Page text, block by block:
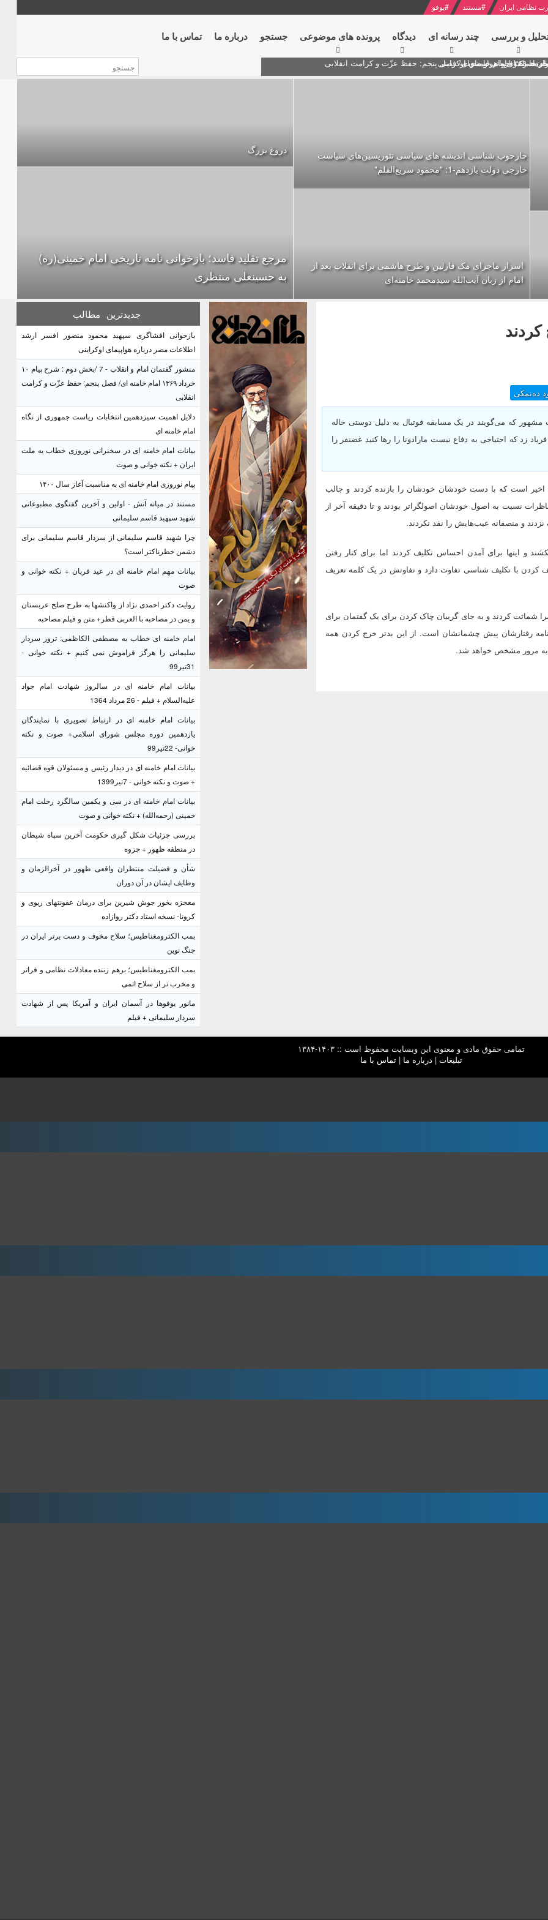
نظامی ایران #مستند #یوفو
و بررسی چند رسانه ای دیدگاه‌ پرونده های موضوعی جستجو درباره ما تماس با ما
درباره هواپیمای اوکراینی
خامنه ای
+ نکته خوانی و صوت
چارچوب شناسی اندیشه های سیاسی تئوریسین‌های سیاست
خارجی دولت یازدهم-1: "محمود سریع‌القلم‌"
اسرار ماجرای مک فارلین و طرح هاشمی برای انقلاب بعد از
امام از زبان آیت‌الله سیدمحمد خامنه‌ای
دروغ بزرگ
مرجع تقلید فاسد؛ بازخوانی نامه تاریخی امام خمینی(ره)
به حسینعلی منتظری
ده‌نمکی
که می‌گویند در یک مسابقه فوتبال به دلیل دوستی خاله
زد که احتیاجی به دفاع نیست مارادونا را رها کنید غضنفر را
است که با دست خودشان خودشان را بازنده کردند و جالب
نسبت به اصول خودشان اصولگراتر بودند و تا دقیقه آخر از
و منصفانه عیب‌هایش را نقد نکردند.
و اینها برای آمدن احساس تکلیف کردند اما برای کنار رفتن
کردن با تکلیف شناسی تفاوت دارد و تفاوتش در یک کلمه تعریف
شماتت کردند و به جای گریبان چاک کردن برای یک گفتمان برای
رفتارشان پیش چشمانشان است. از این بدتر خرج کردن همه
به مرور مشخص خواهد شد.
جدیدترین مطالب
بازخوانی افشاگری سپهبد محمود منصور افسر ارشد
اطلاعات مصر درباره هواپیمای اوکراینی
منشور گفتمان امام و انقلاب - 7 /بخش دوم : شرح پیام ۱۰
خرداد ۱۳۶۹ امام خامنه ای/ فصل پنجم: حفظ عزّت و کرامت
انقلابی
دلایل اهمیت سیزدهمین انتخابات ریاست جمهوری از نگاه
امام خامنه ای
بیانات امام خامنه ای در سخنرانی نوروزی خطاب به ملت
ایران + نکته خوانی و صوت
پیام نوروزی امام خامنه ای به مناسبت آغاز سال ۱۴۰۰
مستند در میانه آتش - اولین و آخرین گفتگوی مطبوعاتی
شهید سپهبد قاسم سلیمانی
چرا شهید قاسم سلیمانی از سردار قاسم سلیمانی برای
دشمن خطرناکتر است؟
بیانات مهم امام خامنه ای در عید قربان + نکته خوانی و
صوت
روایت دکتر احمدی نژاد از واکنشها به طرح صلح عربستان
و یمن در مصاحبه با العربی قطر+ متن و فیلم مصاحبه
امام خامنه ای خطاب به مصطفی الکاظمی: ترور سردار
سلیمانی را هرگز فراموش نمی کنیم + نکته خوانی -
31تیر99
بیانات امام خامنه ای در سالروز شهادت امام جواد
علیه‌السلام + فیلم - 26 مرداد 1364
بیانات امام خامنه ای در ارتباط تصویری با نمایندگان
یازدهمین دوره مجلس شورای اسلامی+ صوت و نکته
خوانی- 22تیر99
بیانات امام خامنه ای در دیدار رئیس و مسئولان قوه قضائیه
+ صوت و نکته خوانی - 7تیر1399
بیانات امام خامنه ای در سی و یکمین سالگرد رحلت امام
خمینی (رحمه‌الله) + نکته خوانی و صوت
بررسی جزئیات شکل گیری حکومت آخرین سپاه شیطان
در منطقه ظهور + جزوه
شأن و فضیلت منتظران واقعی ظهور در آخرالزمان و
وظایف ایشان در آن دوران
معجزه بخور جوش شیرین برای درمان عفونتهای ریوی و
کرونا- نسخه استاد دکتر روازاده
بمب الکترومغناطیس؛ سلاح مخوف و دست برتر ایران در
جنگ نوین
بمب الکترومغناطیس؛ برهم زننده معادلات نظامی و فراتر
و مخرب تر از سلاح اتمی
مانور یوفوها در آسمان ایران و آمریکا پس از شهادت
سردار سلیمانی + فیلم
تمامی حقوق مادی و معنوی این وبسایت محفوظ است :: ۱۴۰۳-۱۳۸۴
تبلیغات | درباره ما |تماس با ما